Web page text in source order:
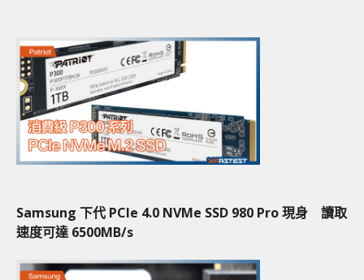
Samsung 下代 PCIe 4.0 NVMe SSD 980 Pro 現身 讀取
速度可達 6500MB/s